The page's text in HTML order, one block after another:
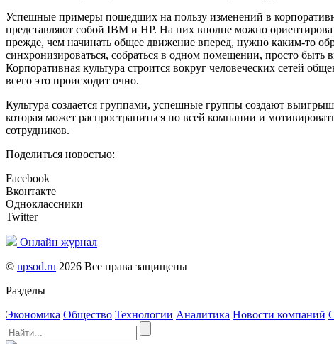
Успешные примеры пошедших на пользу изменений в
представляют собой IBM и HP. На них вполне можно
прежде, чем начинать общее движение вперед, нужно каким-то
синхронизироваться, собраться в одном помещении, просто быть
Корпоративная культура строится вокруг человеческих сетей
всего это происходит очно.
Культура создается группами, успешные группы создают
которая может распространиться по всей компании и
сотрудников.
Поделиться новостью:
Facebook
Вконтакте
Одноклассники
Twitter
Онлайн журнал
© npsod.ru 2026 Все права защищены
Разделы
Экономика Общество Технологии Аналитика Новости компаний